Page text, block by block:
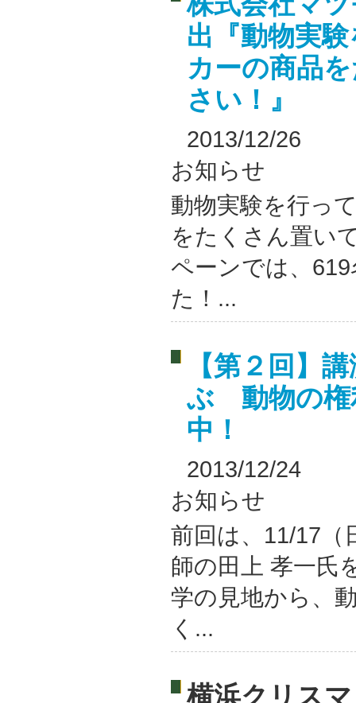
出『動物実
カーの商品
さい！』
2013/12/26
お知らせ
動物実験を行っ
をたくさん置い
ペーンでは、
た！...
【第２回】
ぶ 動物の権
中！
2013/12/24
お知らせ
前回は、11/17（
師の田上 孝一氏
学の見地から、
く...
横浜クリス